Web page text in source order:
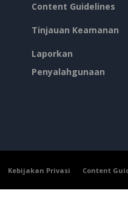
Content Guidelines
Tinjauan Keamanan
Laporkan
Penyalahgunaan
Kebijakan Privasi Content